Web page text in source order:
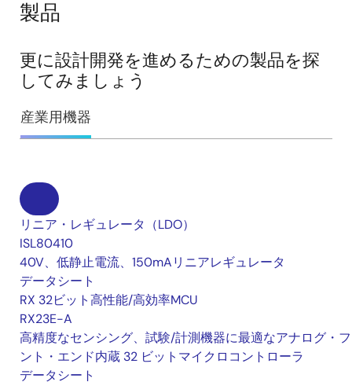
製品
更に設計開発を進めるための製品を探
してみましょう
産業用機器
リニア・レギュレータ（LDO）
ISL80410
40V、低静止電流、150mAリニアレギュレータ
データシート
RX 32ビット高性能/高効率MCU
RX23E-A
高精度なセンシング、試験/計測機器に最適なアナログ・
ント・エンド内蔵 32 ビットマイクロコントローラ
データシート